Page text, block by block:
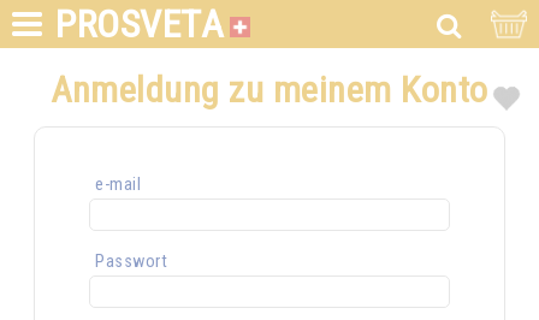
PROSVETA
Anmeldung zu meinem Konto
e-mail
Passwort